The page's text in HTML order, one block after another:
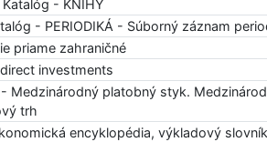
- KNIHY
- PERIODIKÁ - Súborný záznam
priame zahraničné
investments
Medzinárodný platobný styk.
trh
encyklopédia, výkladový